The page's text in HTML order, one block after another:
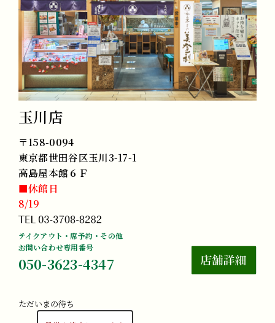
玉川店
〒158-0094
東京都世田谷区玉川3-17-1
高島屋本館６Ｆ
■休館日
8/19
テイクアウト・席予約・その他
お問い合わせ専用番号
050-3623-4347
ただいまの待ち